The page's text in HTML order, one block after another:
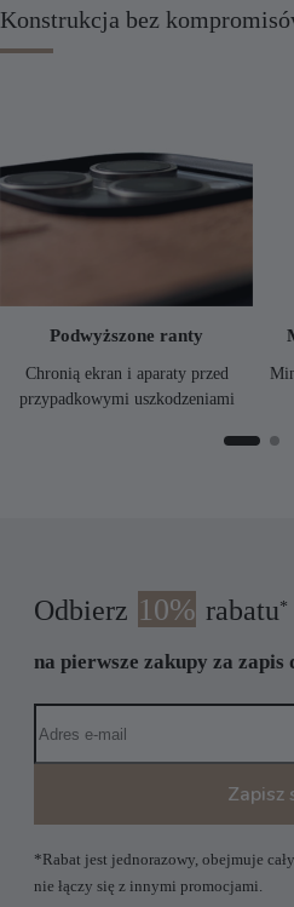
Konstrukcja bez
Podwyższone ranty
Chronią ekran i aparaty przed
przypadkowymi uszkodzeniami
Odbierz 10% rabatu *
na pierwsze zakupy za zapis
Zapisz
*Rabat jest jednorazowy, obejmuje
nie łączy się z innymi promocjami.